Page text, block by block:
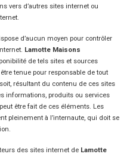
vers d’autres sites internet ou
d’aucun moyen pour contrôler
Lamotte Maisons
de tels sites et sources
tenue pour responsable de tout
résultant du contenu de ces sites
informations, produits ou services
être fait de ces éléments. Les
pleinement à l’internaute, qui doit se
des sites internet de Lamotte